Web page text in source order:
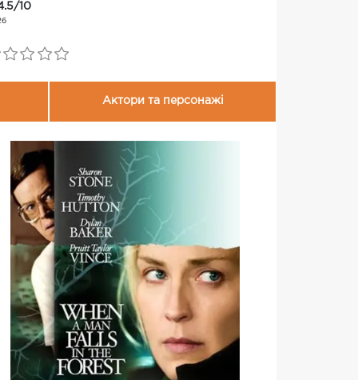
10
Актори та персонажі